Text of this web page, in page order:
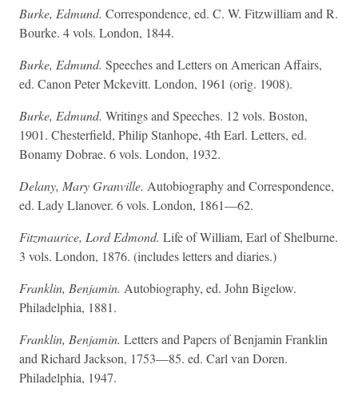
Burke, Edmund. Correspondence, ed. C. W. Fitzwilliam and R.
Bourke. 4 vols. London, 1844.
Burke, Edmund. Speeches and Letters on American Affairs,
ed. Canon Peter Mckevitt. London, 1961 (orig. 1908).
Burke, Edmund. Writings and Speeches. 12 vols. Boston,
1901. Chesterfield, Philip Stanhope, 4th Earl. Letters, ed.
Bonamy Dobrae. 6 vols. London, 1932.
Delany, Mary Granville. Autobiography and Correspondence,
ed. Lady Llanover. 6 vols. London, 1861—62.
Fitzmaurice, Lord Edmond. Life of William, Earl of Shelburne.
3 vols. London, 1876. (includes letters and diaries.)
Franklin, Benjamin. Autobiography, ed. John Bigelow.
Philadelphia, 1881.
Franklin, Benjamin. Letters and Papers of Benjamin Franklin
and Richard Jackson, 1753—85. ed. Carl van Doren.
Philadelphia, 1947.